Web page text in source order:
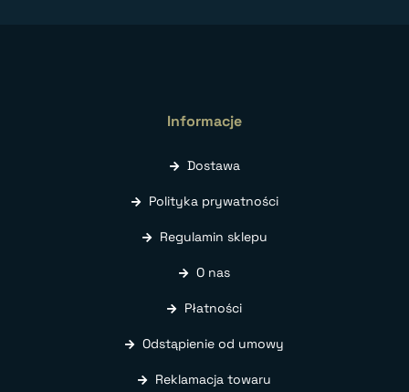
Informacje
Dostawa
Polityka prywatności
Regulamin sklepu
O nas
Płatności
Odstąpienie od umowy
Reklamacja towaru